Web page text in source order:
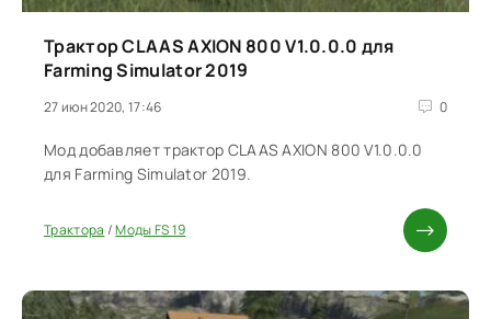
Трактор CLAAS AXION 800 V1.0.0.0 для
Farming Simulator 2019
27 июн 2020, 17:46 0
Мод добавляет трактор CLAAS AXION 800 V1.0.0.0
для Farming Simulator 2019.
Трактора /Моды FS 19